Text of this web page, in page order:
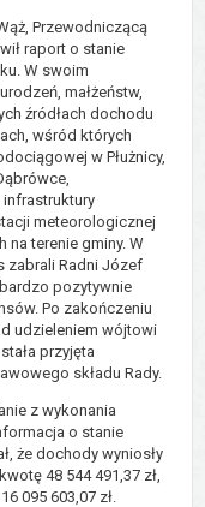
Przewodniczącą
raport o stanie
W swoim
małżeństw,
źródłach dochodu
wśród których
w Płużnicy,
meteorologicznej
na terenie gminy. W
zabrali Radni Józef
pozytywnie
Po zakończeniu
udzieleniem wójtowi
przyjęta
składu Rady.
z wykonania
o stanie
że dochody wyniosły
48 544 491,37 zł,
095 603,07 zł.